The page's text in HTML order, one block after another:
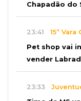
Chapadão do
23:41 15ª Vara
Pet shop vai
vender
23:33